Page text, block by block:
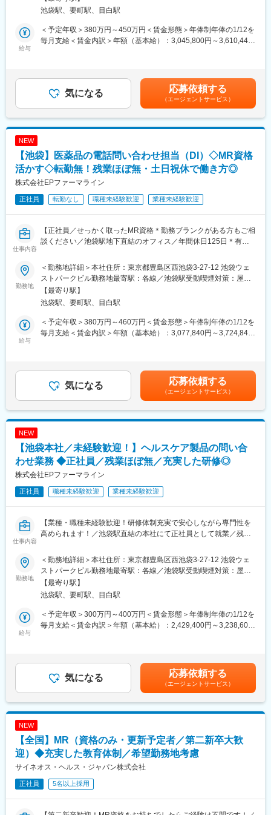
社ならではの強みです。
■どなたでもキャッチアップが可能な環境です！：
文理問わず一から学べる環境を整えているため、専門知識は入社
https://healthcarecareerpark.iqvia.com/
変更の範囲：会社の定める業務
病院や検査センターなどで働く、臨床検査技師からのお問合せが
メインです。
■具体的な仕事：
主なお問合せは製品トラブル（緊急対応）です。
・エラーコードにもとづくトラブルシューティング
→FAQや過去のお問合せ記録から適切な回答を導き出し、お客様
にお伝えし一緒にトラブルを解決していきます。
同じ臨床検査技師の方からの問い合わせがメインのため、今まで
臨床で学んだ知識や経験を活かせるお仕事です。医療現場に寄り
添いながら、正しく状況把握しスムーズに問題解決に導くこと
で、医療の最前線で活躍している医療従事者を支え、その先には
■在籍社員について：
す。その方のご経験等に応じてカスタマイズした研修を行ってお
りますので、企業やコールセンターでのご就業が初めての方でも
安心してご入社し、チームを支えるプロフェッショナル集団の一
翼として活躍できる環境です！
■当社について：
EPファーマラインは、EPSグループの一員として、医薬品・医
サポートサービス」の5つの基軸サービスにおいて、 常にお客様
のニーズにお応えできるソリューションを開発・提供していま
●契約の更新：有 更新理由（業務習熟度・勤務実績等）
●更新上限：有 通算契約期間上限５年
変更の範囲：会社の定める業務
池袋駅、要町駅、目白駅
給与
＜予定年収＞380万円～450万円＜賃金形態＞年俸制年俸の1/12を
毎月支給＜賃金内訳＞年額（基本給）：3,045,800円～3,610,440
＞有＜残業手当＞有＜給与補足＞■昇給：能力評価年1回（目標管
理制度による評価）■決算賞与制度あり：年1回賃金はあくまでも
目安の金額であり、選考を通じて上下する可能性があります。月
給(月額)は固定手当を含めた表記です。
気になる 応募依頼する
（エージェントサービス）
NEW
【池袋】医薬品の電話問い合わせ担当（DI）◇MR資格
活かす◇転勤無！残業ほぼ無・土日祝休で働き方◎
株式会社EPファーマライン
正社員 転勤なし 職種未経験歓迎 業種未経験歓迎
仕事内容
【正社員／せっかく取ったMR資格＊勤務ブランクがある方もご相
談ください／池袋駅地下直結のオフィス／年間休日125日＊有給
★9割以上が未経験入社◎前職がMRや薬剤師の方が活躍していま
す★
＜魅力ポイント＞
◎デスクワーク！池袋駅地下直結のオフィス
◎18時定時で残業ほぼ無・土日祝休みで仕事とプライベートを両
立！
■職務内容：
＜メディカルコミュニケーター（DI職）とは？＞
＜具体的な業務内容＞
・電話問い合わせ対応
└1日あたり20件程度対応
└対応後、問い合わせ内容や回答内容をシステムへインプット
【具体的な問い合わせ例】
・医薬品の服用や保管方法について
・効果・副作用について 等
※空いている時間は製品や疾患に関する勉強が出来ますので、最新
の知識に触れながら、?々情報をアップデートして頂ける環境で
す。
■入社後のサポート：
し方などオペレーターとして必要な技術をゼロから学ぶことがで
き、自信をもって現場配属できるようにサポートします。
・配属後は、担当する医薬品や疾患についての知識をしっかり学
・最初は、先輩社員が一緒に電話対応を聞いてくれるので、安心
して対応することができます。また、わからないことは、上司や
周りのメンバーが常にサポートしてくれるので、一人で抱えるこ
■働きやすい環境：
勤務地
＜勤務地詳細＞本社住所：東京都豊島区西池袋3-27-12 池袋ウェ
ストパークビル勤務地最寄駅：各線／池袋駅受動喫煙対策：屋内
全面禁煙変更の範囲：会社の定める事業所
【最寄り駅】
池袋駅、要町駅、目白駅
給与
＜予定年収＞380万円～460万円＜賃金形態＞年俸制年俸の1/12を
毎月支給＜賃金内訳＞年額（基本給）：3,077,840円～3,724,840
＞有＜残業手当＞有＜給与補足＞※前職を考慮致します。■昇給：
能力評価年1回（目標管理制度による評価）■別途、決算賞与制度
あり賃金はあくまでも目安の金額であり、選考を通じて上下する
可能性があります。月給(月額)は固定手当を含めた表記です。
気になる 応募依頼する
（エージェントサービス）
NEW
【池袋本社／未経験歓迎！】ヘルスケア製品の問い合
わせ業務 ◆正社員／残業ほぼ無／充実した研修◎
株式会社EPファーマライン
正社員 職種未経験歓迎 業種未経験歓迎
仕事内容
【業種・職種未経験歓迎！研修体制充実で安心しながら専門性を
高められます！／池袋駅直結の本社にて正社員として就業／残業
■業務内容
本ポジションでは、医療機器・医療材料・医薬品・健康食品など
に関するお電話の問い合わせの対応をしています。
1日1人あたりの対応件数は10件～30件前後で電話対応後は記録を
作成いただきます。
電話対応をしていない時間帯は架電業務やメール対応、資材発送
等を実施する対応範囲が多岐に渡るマルチ（1チームにて複数窓
■入社後のフォロー体制
入社後は、5日間の導入研修で電話対応や医療業界の基本的な知識
についての研修を受け、チームへ配属されます。チーム配属後は
だきます。
■シフトについて：
毎月15日までに希望日程をご提出いただき、その月の20日以降に
翌月のシフト表を配布いたします。基本的に希望を基にシフトを
勤務地
＜勤務地詳細＞本社住所：東京都豊島区西池袋3-27-12 池袋ウェ
ストパークビル勤務地最寄駅：各線／池袋駅受動喫煙対策：屋内
全面禁煙
【最寄り駅】
池袋駅、要町駅、目白駅
給与
＜予定年収＞300万円～400万円＜賃金形態＞年俸制年俸の1/12を
毎月支給＜賃金内訳＞年額（基本給）：2,429,400円～3,238,600
＞有＜残業手当＞有＜給与補足＞■昇給：あり（年1回の評価制度
による）■※年俸以外に決算賞与が年１回支給あり賃金はあくまで
も目安の金額であり、選考を通じて上下する可能性があります。
月給(月額)は固定手当を含めた表記です。
気になる 応募依頼する
（エージェントサービス）
NEW
【全国】MR（資格のみ・更新予定者／第二新卒大歓
迎）◆充実した教育体制／希望勤務地考慮
サイネオス・ヘルス・ジャパン株式会社
正社員 5名以上採用